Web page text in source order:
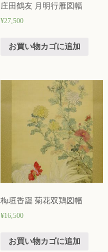
庄田鶴友 月明行雁図幅
¥27,500
お買い物カゴに追加
梅垣香靄 菊花双鶏図幅
¥16,500
お買い物カゴに追加